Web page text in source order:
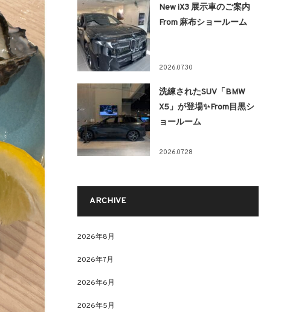
New iX3 展示車のご案内
From 麻布ショールーム
2026.07.30
洗練されたSUV「BMW
X5」が登場✨From目黒シ
ョールーム
2026.07.28
ARCHIVE
2026年8月
2026年7月
2026年6月
2026年5月